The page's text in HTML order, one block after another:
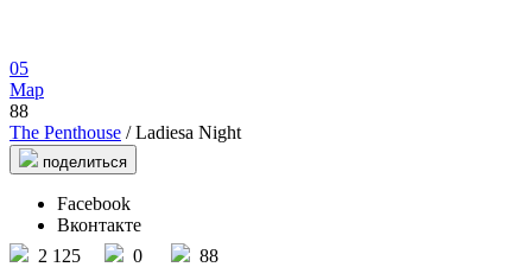
05
Мар
88
The Penthouse / Ladiesa Night
поделиться
Facebook
Вконтакте
2 125
0 88